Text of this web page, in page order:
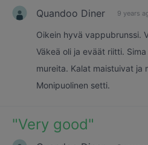
Quandoo Diner 9 years
Oikein hyvä vappubrunssi.
Väkeä oli ja eväät riitti.
mureita. Kalat maistuivat ja
Monipuolinen setti.
"Very good"